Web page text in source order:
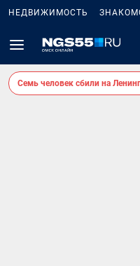
НЕДВИЖИМОСТЬ
Семь человек сбили на